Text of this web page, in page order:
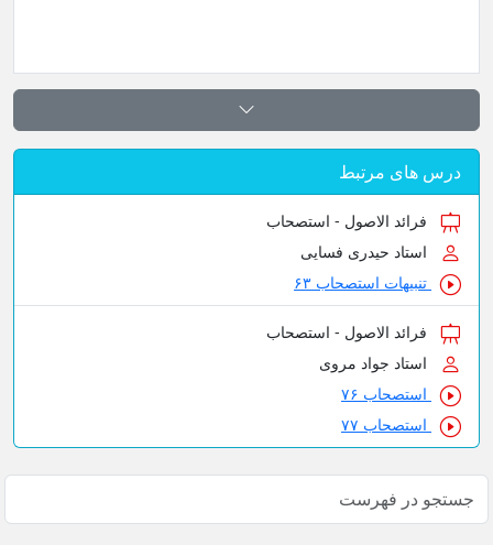
درس های مرتبط
فرائد الاصول - استصحاب
استاد حیدری فسایی
تنبیهات استصحاب ۶۳
فرائد الاصول - استصحاب
استاد جواد مروی
استصحاب ۷۶
استصحاب ۷۷